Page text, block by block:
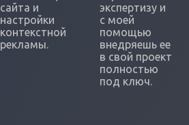
сайта и
настройки
контекстной
рекламы.
экспертизу и
с моей
помощью
внедряешь ее
в свой проект
полностью
под ключ.